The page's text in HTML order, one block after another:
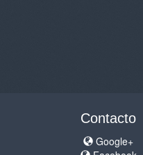
Contacto
Google+